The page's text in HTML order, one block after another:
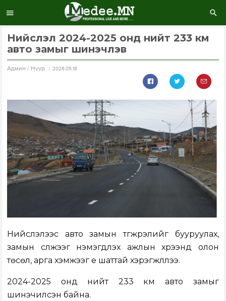
Нийслэл 2024-2025 онд нийт 233 км
авто замыг шинэчлэв
Aдмин / Нүүр 2026.05.18
Нийслэлээс авто замын түгжрэлийг бууруулах,
замын сүлжээг нэмэгдүүлэх ажлын хүрээнд олон
төсөл, арга хэмжээг үе шаттай хэрэгжүүллээ.
2024-2025 онд нийт 233 км авто замыг
шинэчилсэн байна.